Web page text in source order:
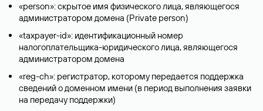
«person»: скрытое имя физического лица, являющегося
администратором домена (Privatе person)
«taxpayer-id»: идентификационный номер
налогоплательщика-юридического лица, являющегося
администратором домена
«reg-ch»: регистратор, которому передается поддержка
сведений о доменном имени (в период выполнения заявки
на передачу поддержки)